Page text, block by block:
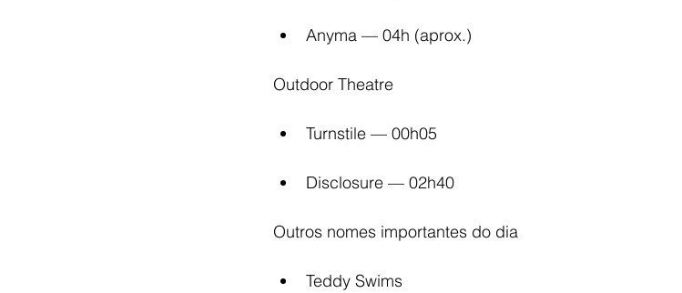
Anyma — 04h (aprox.)
Outdoor Theatre
Turnstile — 00h05
Disclosure — 02h40
Outros nomes importantes do dia
Teddy Swims